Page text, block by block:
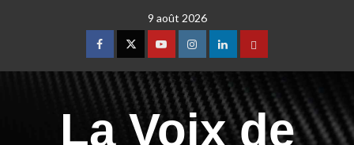
9 août 2026
La Voix de